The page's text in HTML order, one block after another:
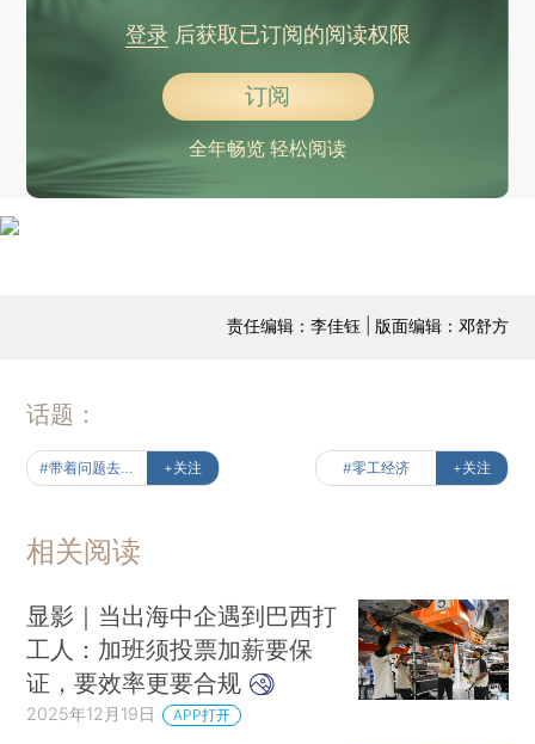
登录后获取已订阅的阅读权限
订阅
全年畅览 轻松阅读
责任编辑：李佳钰 | 版面编辑：邓舒方
话题：
+关注 #零工经济 +关注
相关阅读
显影｜当出海中企遇到巴西打
工人：加班须投票加薪要保
证，要效率更要合规
2025年12月19日 APP打开